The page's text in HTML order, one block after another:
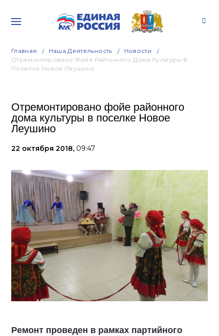
Главная Наша Деятельность
Новости
Отремонтировано Фойе Районного Дома Культуры В
Поселке Новое Леушино
Отремонтировано фойе районного
дома культуры в поселке Новое
Леушино
22 октября 2018, 09:47
Ремонт проведен в рамках партийного